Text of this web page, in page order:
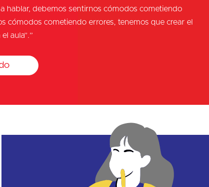
hablar, debemos sentirnos cómodos cometiendo
cómodos cometiendo errores, tenemos que crear el
aula”.”